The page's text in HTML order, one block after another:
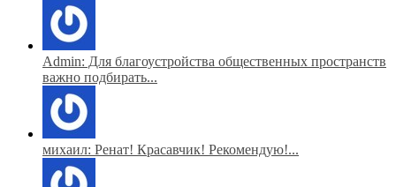
Admin: Для благоустройства общественных пространств
важно подбирать...
михаил: Ренат! Красавчик! Рекомендую!...